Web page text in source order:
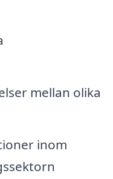
mellan olika
inom